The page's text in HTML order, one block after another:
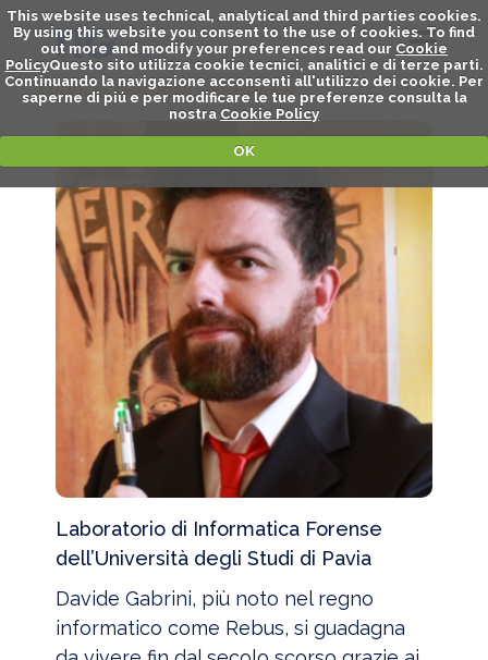
This website uses technical, analytical and third parties cookies.
By using this website you consent to the use of cookies. To find
out more and modify your preferences read our Cookie
PolicyQuesto sito utilizza cookie tecnici, analitici e di terze parti.
Continuando la navigazione acconsenti all'utilizzo dei cookie. Per
saperne di piú e per modificare le tue preferenze consulta la
nostra Cookie Policy
OK
DAVIDE GABRINI - SPEAKER
Laboratorio di Informatica Forense
dell’Università degli Studi di Pavia
Davide Gabrini, più noto nel regno
informatico come Rebus, si guadagna